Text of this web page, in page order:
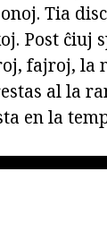
Tia
Post ĉiuj
fajroj, la
al la
en la